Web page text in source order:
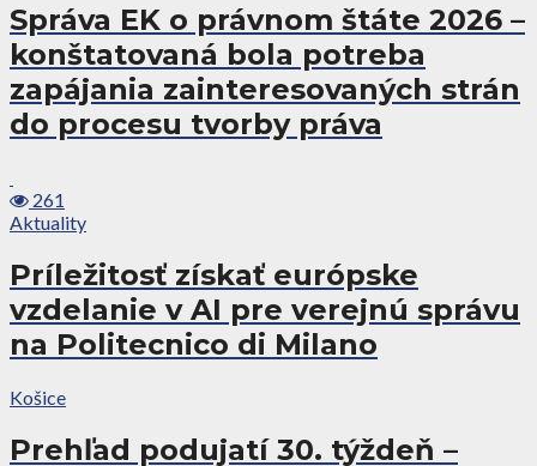
Správa EK o právnom štáte 2026 –
konštatovaná bola potreba
zapájania zainteresovaných strán
do procesu tvorby práva
261
Aktuality
Príležitosť získať európske
vzdelanie v AI pre verejnú správu
na Politecnico di Milano
Košice
Prehľad podujatí 30. týždeň –